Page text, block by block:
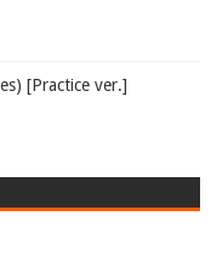
[Practice ver.]